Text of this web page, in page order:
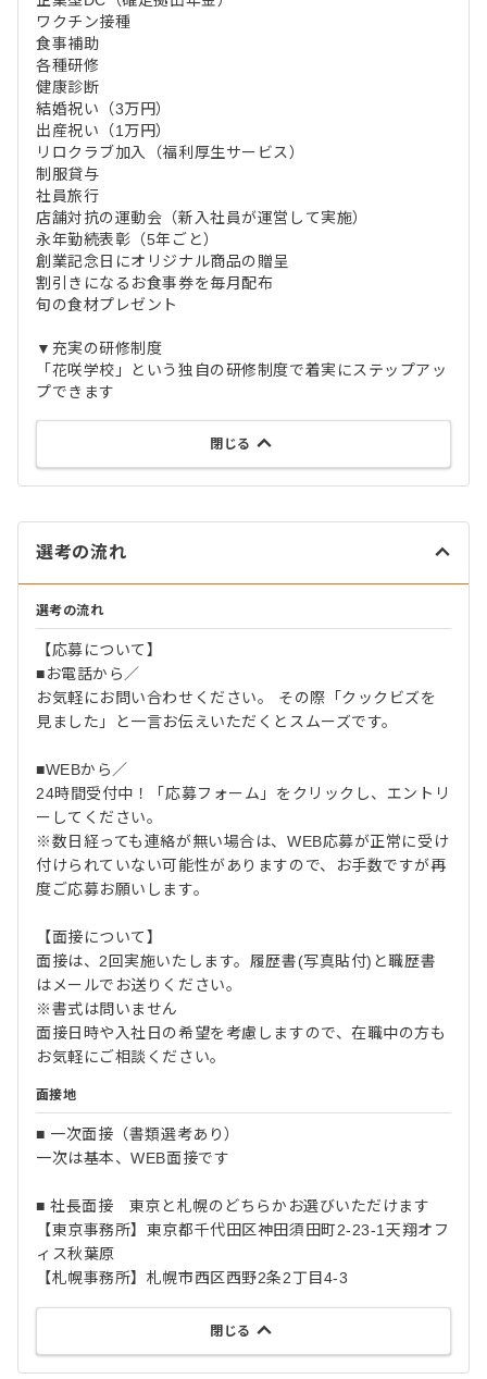
ワクチン接種
食事補助
各種研修
健康診断
結婚祝い（3万円）
出産祝い（1万円）
リロクラブ加入（福利厚生サービス）
制服貸与
社員旅行
店舗対抗の運動会（新入社員が運営して実施）
永年勤続表彰（5年ごと）
創業記念日にオリジナル商品の贈呈
割引きになるお食事券を毎月配布
旬の食材プレゼント
▼充実の研修制度
「花咲学校」という独自の研修制度で着実にステップアッ
プできます
閉じる
選考の流れ
選考の流れ
【応募について】
■お電話から／
お気軽にお問い合わせください。 その際「クックビズを
見ました」と一言お伝えいただくとスムーズです。
■WEBから／
24時間受付中！「応募フォーム」をクリックし、エントリ
ーしてください。
※数日経っても連絡が無い場合は、WEB応募が正常に受け
付けられていない可能性がありますので、お手数ですが再
度ご応募お願いします。
【面接について】
面接は、2回実施いたします。履歴書(写真貼付)と職歴書
はメールでお送りください。
※書式は問いません
面接日時や入社日の希望を考慮しますので、在職中の方も
お気軽にご相談ください。
面接地
■ 一次面接（書類選考あり）
一次は基本、WEB面接です
■ 社長面接 東京と札幌のどちらかお選びいただけます
【東京事務所】東京都千代田区神田須田町2-23-1天翔オフ
ィス秋葉原
【札幌事務所】札幌市西区西野2条2丁目4-3
閉じる